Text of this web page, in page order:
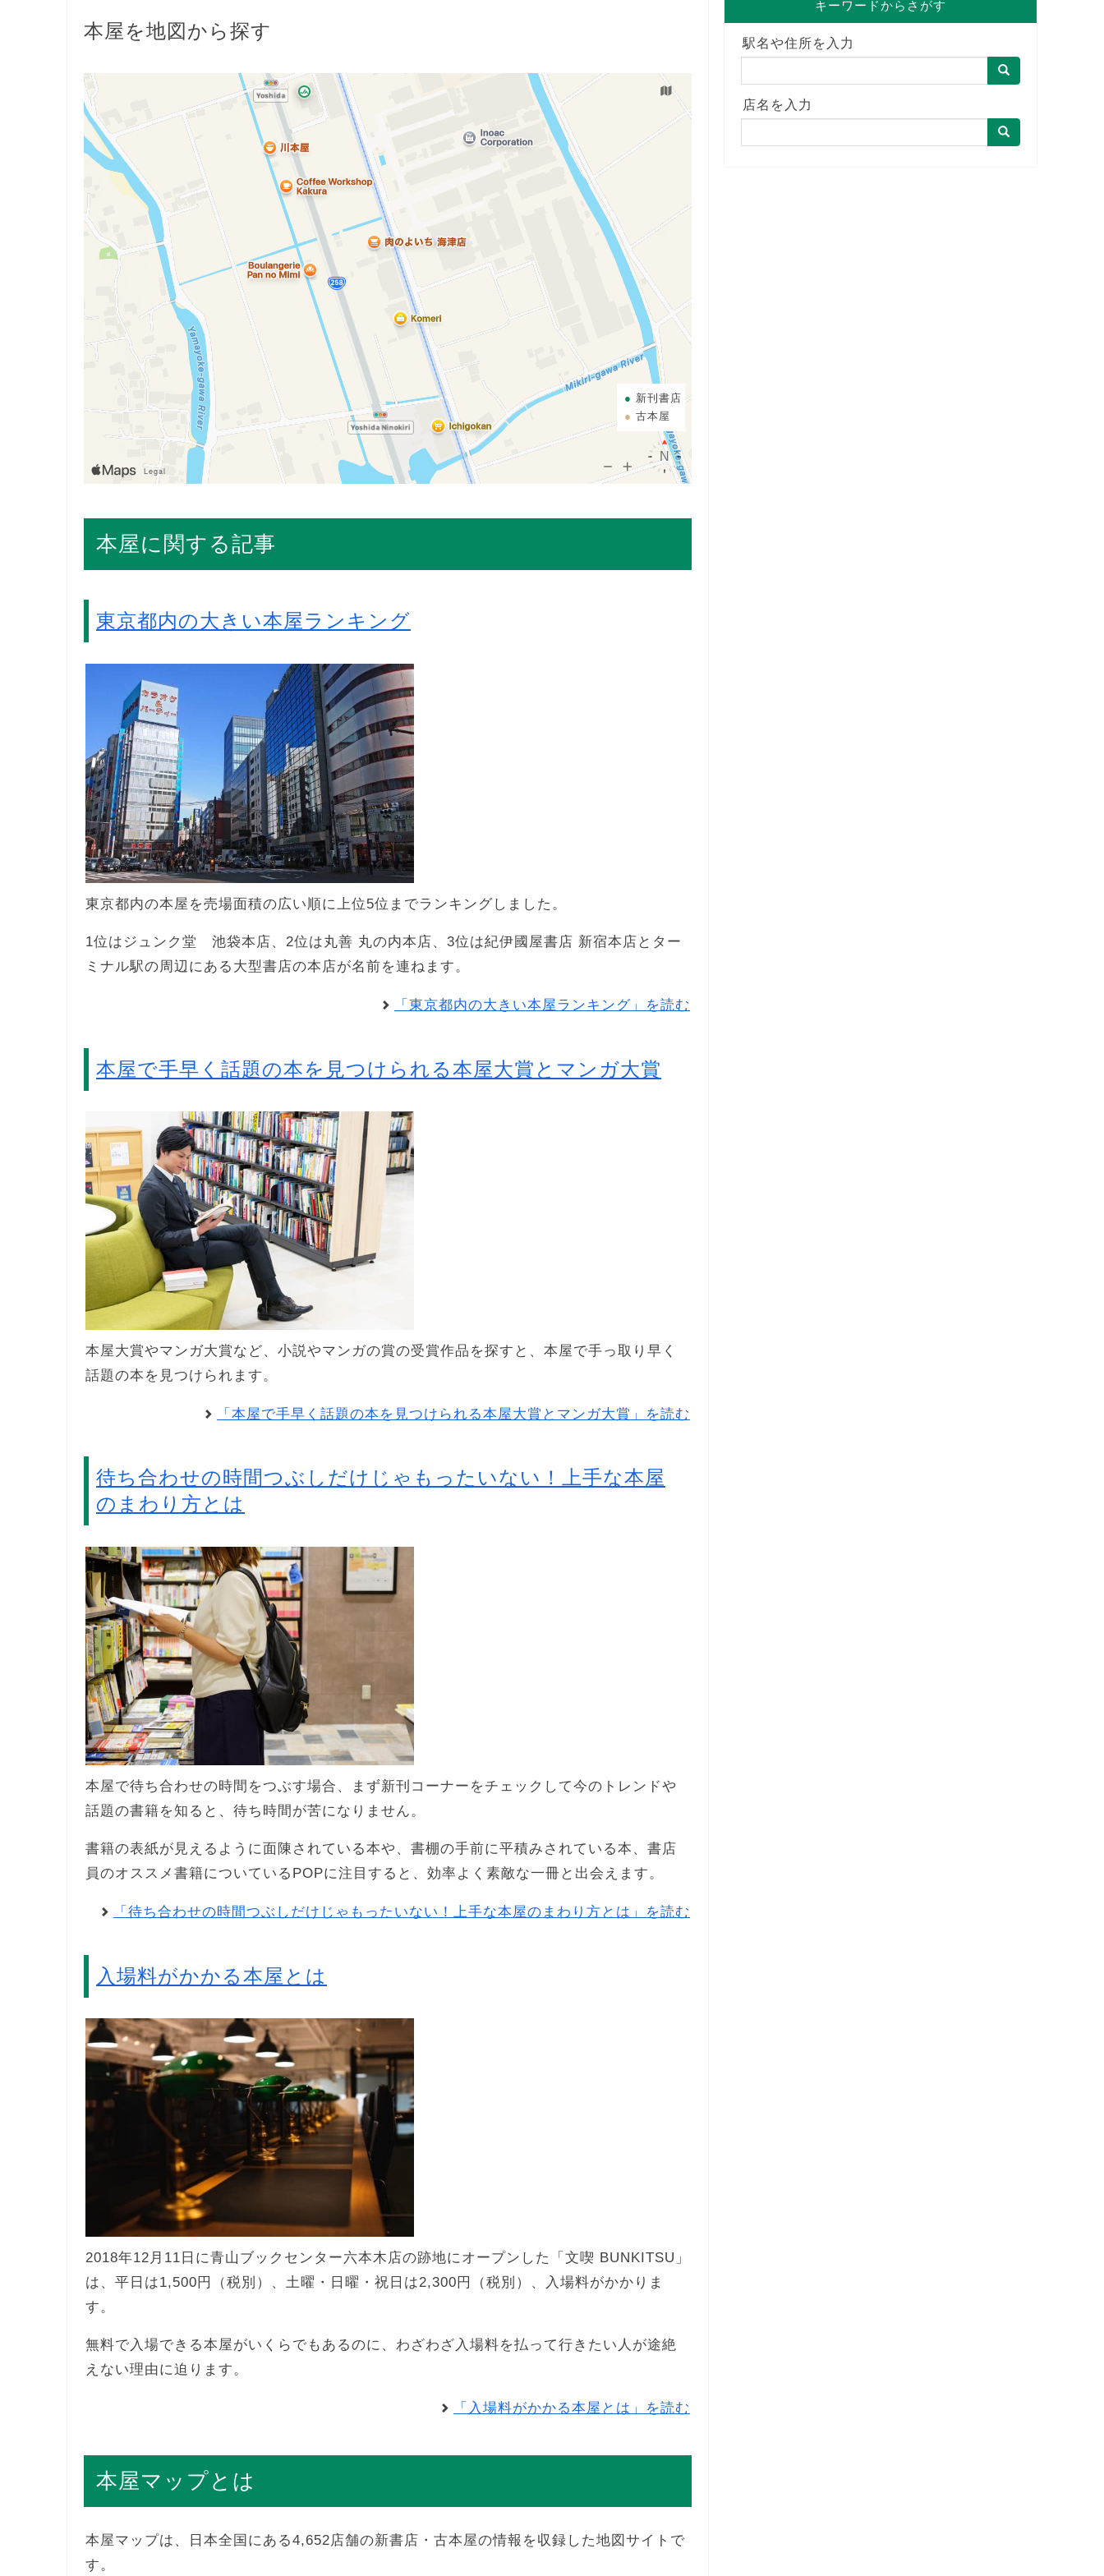
本屋を地図から探す
新刊書店
古本屋
本屋に関する記事
東京都内の大きい本屋ランキング
東京都内の本屋を売場面積の広い順に上位5位までランキングしました。
1位はジュンク堂 池袋本店、2位は丸善 丸の内本店、3位は紀伊國屋書店 新宿本店とター
ミナル駅の周辺にある大型書店の本店が名前を連ねます。
「東京都内の大きい本屋ランキング」を読む
本屋で手早く話題の本を見つけられる本屋大賞とマンガ大賞
本屋大賞やマンガ大賞など、小説やマンガの賞の受賞作品を探すと、本屋で手っ取り早く
話題の本を見つけられます。
「本屋で手早く話題の本を見つけられる本屋大賞とマンガ大賞」を読む
待ち合わせの時間つぶしだけじゃもったいない！上手な本屋
のまわり方とは
本屋で待ち合わせの時間をつぶす場合、まず新刊コーナーをチェックして今のトレンドや
話題の書籍を知ると、待ち時間が苦になりません。
書籍の表紙が見えるように面陳されている本や、書棚の手前に平積みされている本、書店
員のオススメ書籍についているPOPに注目すると、効率よく素敵な一冊と出会えます。
「待ち合わせの時間つぶしだけじゃもったいない！上手な本屋のまわり方とは」を読む
入場料がかかる本屋とは
2018年12月11日に青山ブックセンター六本木店の跡地にオープンした「文喫 BUNKITSU」
は、平日は1,500円（税別）、土曜・日曜・祝日は2,300円（税別）、入場料がかかりま
す。
無料で入場できる本屋がいくらでもあるのに、わざわざ入場料を払って行きたい人が途絶
えない理由に迫ります。
「入場料がかかる本屋とは」を読む
本屋マップとは
本屋マップは、日本全国にある4,652店舗の新書店・古本屋の情報を収録した地図サイトで
す。
キーワードからさがす
駅名や住所を入力
店名を入力